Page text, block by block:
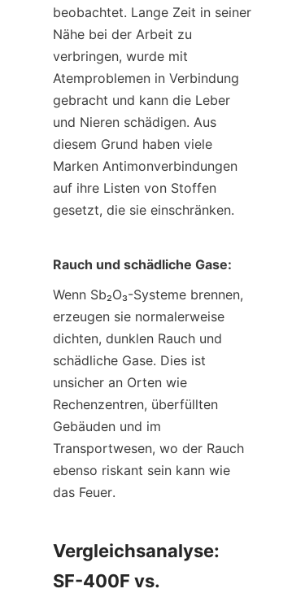
beobachtet. Lange Zeit in seiner
Nähe bei der Arbeit zu
verbringen, wurde mit
Atemproblemen in Verbindung
gebracht und kann die Leber
und Nieren schädigen. Aus
diesem Grund haben viele
Marken Antimonverbindungen
auf ihre Listen von Stoffen
gesetzt, die sie einschränken.
Rauch und schädliche Gase:
Wenn Sb₂O₃-Systeme brennen,
erzeugen sie normalerweise
dichten, dunklen Rauch und
schädliche Gase. Dies ist
unsicher an Orten wie
Rechenzentren, überfüllten
Gebäuden und im
Transportwesen, wo der Rauch
ebenso riskant sein kann wie
das Feuer.
Vergleichsanalyse:
SF-400F vs.